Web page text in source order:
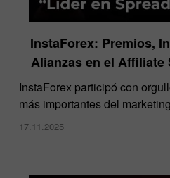
InstaForex: Premios,
Alianzas en el Affiliate
InstaForex participó con
más importantes del
17.11.2025